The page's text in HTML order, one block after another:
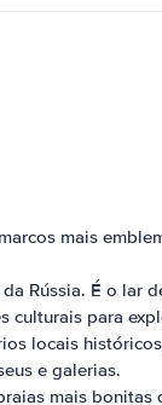
mais
Rússia. É o lar
para
locais
e galerias.
mais bonitas